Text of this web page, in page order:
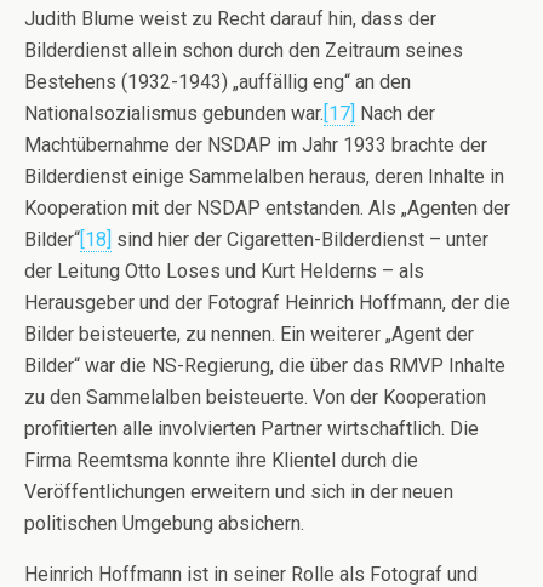
Judith Blume weist zu Recht darauf hin, dass der
Bilderdienst allein schon durch den Zeitraum seines
Bestehens (1932-1943) „auffällig eng“ an den
Nationalsozialismus gebunden war.[17] Nach der
Machtübernahme der NSDAP im Jahr 1933 brachte der
Bilderdienst einige Sammelalben heraus, deren Inhalte in
Kooperation mit der NSDAP entstanden. Als „Agenten der
Bilder“[18] sind hier der Cigaretten-Bilderdienst – unter
der Leitung Otto Loses und Kurt Helderns – als
Herausgeber und der Fotograf Heinrich Hoffmann, der die
Bilder beisteuerte, zu nennen. Ein weiterer „Agent der
Bilder“ war die NS-Regierung, die über das RMVP Inhalte
zu den Sammelalben beisteuerte. Von der Kooperation
profitierten alle involvierten Partner wirtschaftlich. Die
Firma Reemtsma konnte ihre Klientel durch die
Veröffentlichungen erweitern und sich in der neuen
politischen Umgebung absichern.
Heinrich Hoffmann ist in seiner Rolle als Fotograf und